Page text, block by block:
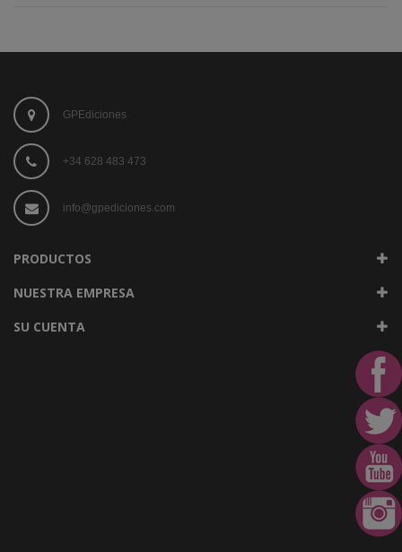
GPEdiciones
+34 628 483 473
info@gpediciones.com
PRODUCTOS
NUESTRA EMPRESA
SU CUENTA